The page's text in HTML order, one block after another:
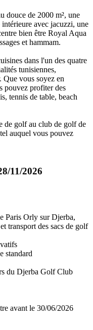
douce de 2000 m², une
avec jacuzzi, une
bien être Royal Aqua
et hammam.
dans l'un des quatre
tunisiennes,
Que vous soyez en
pouvez profiter des
tennis de table, beach
de golf au club de golf de
auquel vous pouvez
11/2026
Paris Orly sur Djerba,
transport des sacs de golf
standard
du Djerba Golf Club
avant le 30/06/2026